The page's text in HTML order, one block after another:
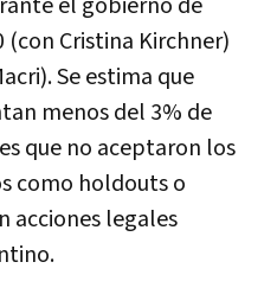
(con Cristina Kirchner)
Se estima que
menos del 3% de
que no aceptaron los
como holdouts o
acciones legales